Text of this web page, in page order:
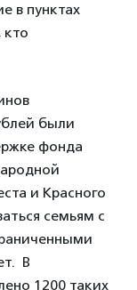
в пунктах
кто
были
фонда
и Красного
семьям с
В
1200 таких